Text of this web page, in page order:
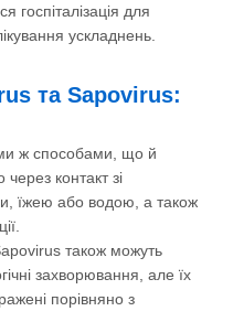
госпіталізація для
ускладнень.
та Sapovirus:
ж способами, що й
контакт зі
їжею або водою, а також
також можуть
захворювання, але їх
порівняно з